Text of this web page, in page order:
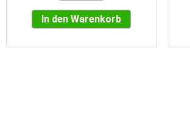
In den Warenkorb